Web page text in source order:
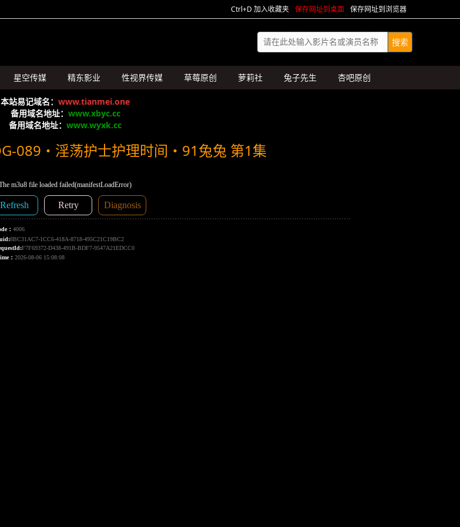
Ctrl+D 加入收藏夹 保存网址到桌面 保存网址到浏览器
星空传媒 精东影业 性视界传媒 草莓原创 萝莉社 兔子先生 杏吧原创
本站易记域名： www.tianmei.one
备用域名地址： www.xbyc.cc
备用域名地址： www.wyxk.cc
089・淫荡护士护理时间・91兔兔 第1集